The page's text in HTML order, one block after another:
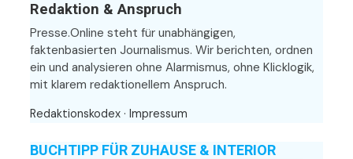
Redaktion & Anspruch
Presse.Online steht für unabhängigen,
faktenbasierten Journalismus. Wir berichten, ordnen
ein und analysieren ohne Alarmismus, ohne Klicklogik,
mit klarem redaktionellem Anspruch.
Redaktionskodex · Impressum
BUCHTIPP FÜR ZUHAUSE & INTERIOR